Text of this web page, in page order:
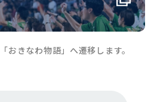
おきなわ物語」へ遷移します。